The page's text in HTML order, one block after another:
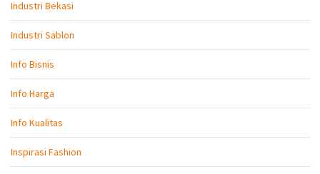
Industri Bekasi
Industri Sablon
Info Bisnis
Info Harga
Info Kualitas
Inspirasi Fashion